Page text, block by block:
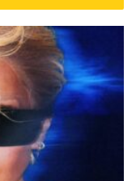
Marseaux